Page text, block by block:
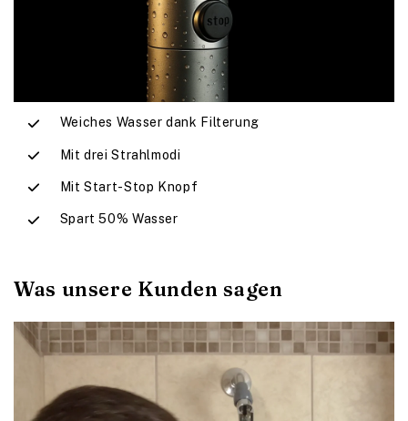
Weiches Wasser dank Filterung
Mit drei Strahlmodi
Mit Start-Stop Knopf
Spart 50% Wasser
Was unsere Kunden sagen